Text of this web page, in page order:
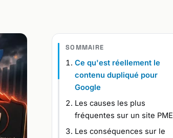
SOMMAIRE
Ce qu'est réellement le
contenu dupliqué pour
Google
Les causes les plus
fréquentes sur un site PME
Les conséquences sur le